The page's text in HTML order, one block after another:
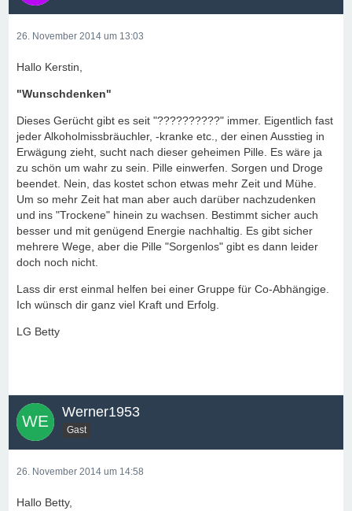
26. November 2014 um 13:03
Hallo Kerstin,
"Wunschdenken"
Dieses Gerücht gibt es seit "??????????" immer. Eigentlich fast
jeder Alkoholmissbräuchler, -kranke etc., der einen Ausstieg in
Erwägung zieht, sucht nach dieser geheimen Pille. Es wäre ja
zu schön um wahr zu sein. Pille einwerfen. Sorgen und Droge
beendet. Nein, das kostet schon etwas mehr Zeit und Mühe.
Um so mehr Zeit hat man aber auch darüber nachzudenken
und ins "Trockene" hinein zu wachsen. Bestimmt sicher auch
besser und mit genügend Energie nachhaltig. Es gibt sicher
mehrere Wege, aber die Pille "Sorgenlos" gibt es dann leider
doch noch nicht.
Lass dir erst einmal helfen bei einer Gruppe für Co-Abhängige.
Ich wünsch dir ganz viel Kraft und Erfolg.
LG Betty
Werner1953
Gast
26. November 2014 um 14:58
Hallo Betty,